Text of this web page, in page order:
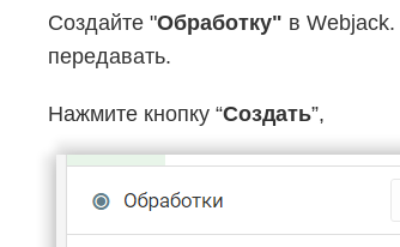
Создайте "Обработку" в Webjack.
передавать.
Нажмите кнопку “Создать”,